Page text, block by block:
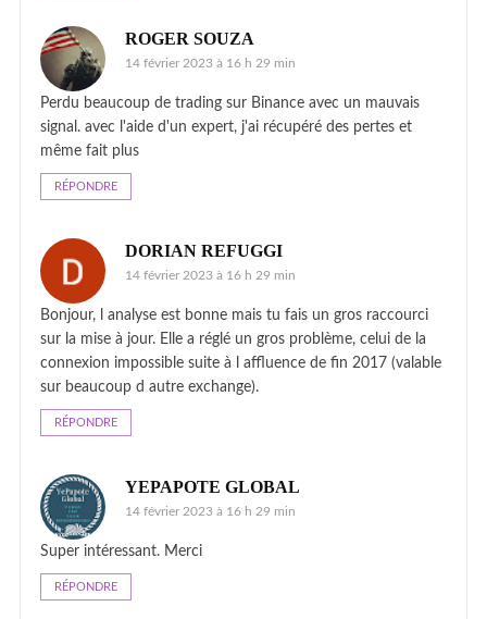
ROGER SOUZA
14 février 2023 à 16 h 29 min
Perdu beaucoup de trading sur Binance avec un mauvais
signal. avec l'aide d'un expert, j'ai récupéré des pertes et
même fait plus
RÉPONDRE
DORIAN REFUGGI
14 février 2023 à 16 h 29 min
Bonjour, l analyse est bonne mais tu fais un gros raccourci
sur la mise à jour. Elle a réglé un gros problème, celui de la
connexion impossible suite à l affluence de fin 2017 (valable
sur beaucoup d autre exchange).
RÉPONDRE
YEPAPOTE GLOBAL
14 février 2023 à 16 h 29 min
Super intéressant. Merci
RÉPONDRE